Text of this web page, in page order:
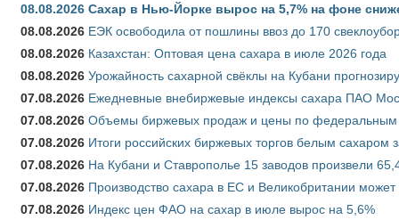
08.08.2026 Сахар в Нью-Йорке вырос на 5,7% на фоне
08.08.2026 ЕЭК освободила от пошлины ввоз до 170
08.08.2026 Казахстан: Оптовая цена сахара в июле 2026 года
08.08.2026 Урожайность сахарной свёклы на Кубани
07.08.2026 Ежедневные внебиржевые индексы сахара ПАО
07.08.2026 Объемы биржевых продаж и цены по федеральным
07.08.2026 Итоги российских биржевых торгов белым сахаром
07.08.2026 На Кубани и Ставрополье 15 заводов произвели
07.08.2026 Производство сахара в ЕС и Великобритании
07.08.2026 Индекс цен ФАО на сахар в июле вырос на 5,6%